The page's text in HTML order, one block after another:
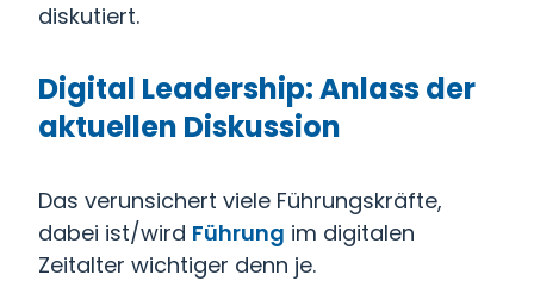
diskutiert.
Digital Leadership: Anlass der
aktuellen Diskussion
Das verunsichert viele Führungskräfte,
dabei ist/wird Führung im digitalen
Zeitalter wichtiger denn je.